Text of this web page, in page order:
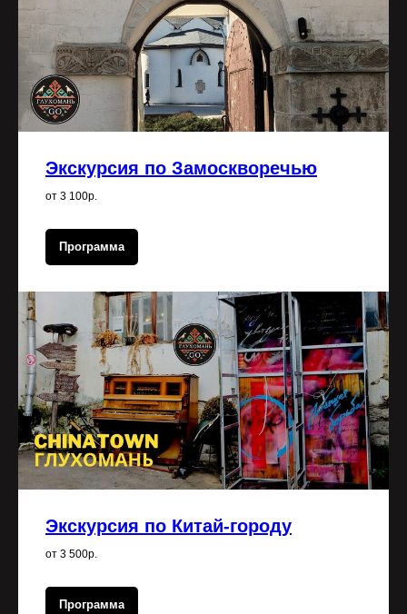
Экскурсия по Замоскворечью
от 3 100р.
Программа
Экскурсия по Китай-городу
от 3 500р.
Программа